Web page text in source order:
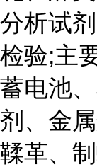
分析试
检验;主
蓄电池
剂、金
鞣革、